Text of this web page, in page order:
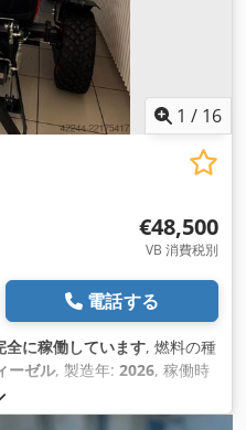
1 / 16
€48,500
VB 消費税別
電話する
全に稼働しています, 燃料の種
ーゼル, 製造年: 2026, 稼働時
ンシャルロック, トレーラー連
,